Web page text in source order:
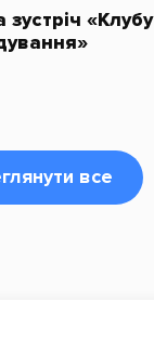
зустріч «Клубу
все